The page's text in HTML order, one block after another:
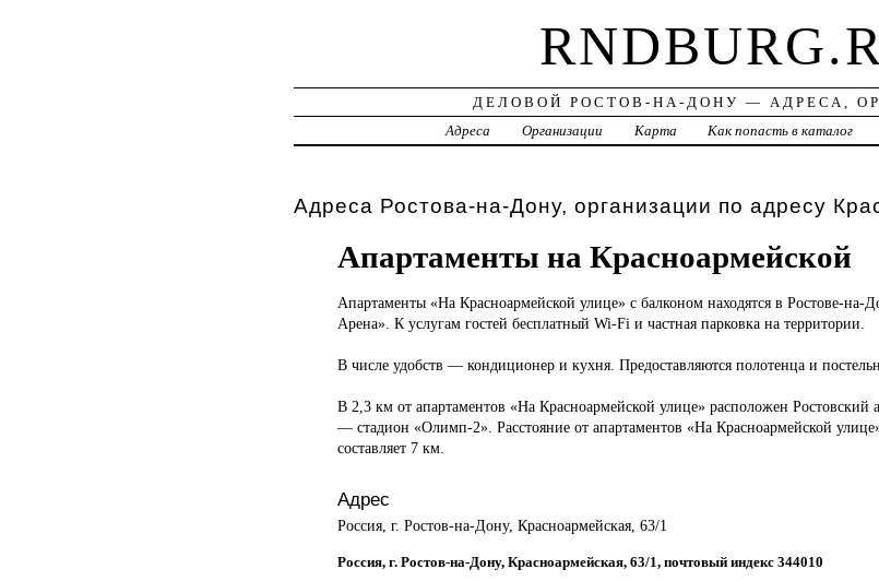
ДЕЛОВОЙ РОСТОВ-НА-ДОНУ — АДРЕСА,
Адреса
Организации Карта Как попасть в каталог
Адреса Ростова-на-Дону, организации по адресу
Апартаменты на Красноармейской
Апартаменты «На Красноармейской улице» с балконом находятся в Ростове-на-
Арена». К услугам гостей бесплатный Wi-Fi и частная парковка на территории.
В числе удобств — кондиционер и кухня. Предоставляются полотенца и
В 2,3 км от апартаментов «На Красноармейской улице» расположен Ростовский
— стадион «Олимп-2». Расстояние от апартаментов «На Красноармейской
составляет 7 км.
Адрес
Россия, г. Ростов-на-Дону, Красноармейская, 63/1
Россия, г. Ростов-на-Дону, Красноармейская, 63/1, почтовый индекс 344010